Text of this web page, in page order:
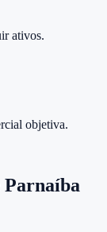
ativos.
objetiva.
Parnaíba